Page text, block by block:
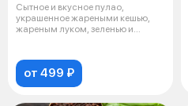
Сытное и вкусное пулао,
украшенное жареными кешью,
жареным луком, зеленью и
от 499 ₽